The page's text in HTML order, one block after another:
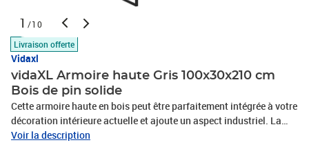
1 /10
Livraison offerte
Vidaxl
vidaXL Armoire haute Gris 100x30x210 cm
Bois de pin solide
Cette armoire haute en bois peut être parfaitement intégrée à votre
décoration intérieure actuelle et ajoute un aspect industriel. La
bibliothèque est fabriquée en bois de pin massif, assurant sa
Voir la description